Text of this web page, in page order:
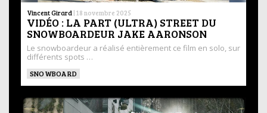
Vincent Girard | 18 novembre 2025
VIDÉO : LA PART (ULTRA) STREET DU
SNOWBOARDEUR JAKE AARONSON
Le snowboardeur a réalisé entièrement ce film en solo, sur
différents spots …
SNOWBOARD